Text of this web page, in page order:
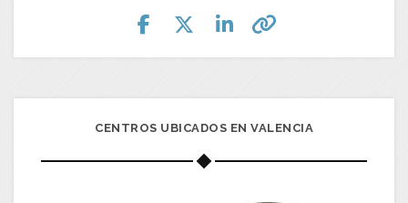
CENTROS UBICADOS EN VALENCIA